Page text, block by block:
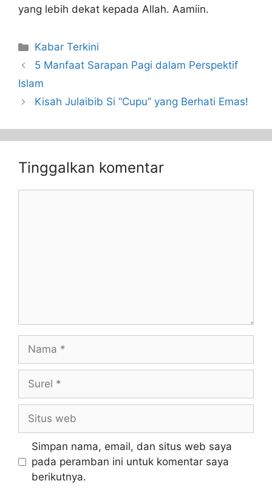
yang lebih dekat kepada Allah. Aamiin.
Kabar Terkini
5 Manfaat Sarapan Pagi dalam Perspektif
Islam
Kisah Julaibib Si “Cupu” yang Berhati Emas!
Tinggalkan komentar
Simpan nama, email, dan situs web saya
pada peramban ini untuk komentar saya
berikutnya.